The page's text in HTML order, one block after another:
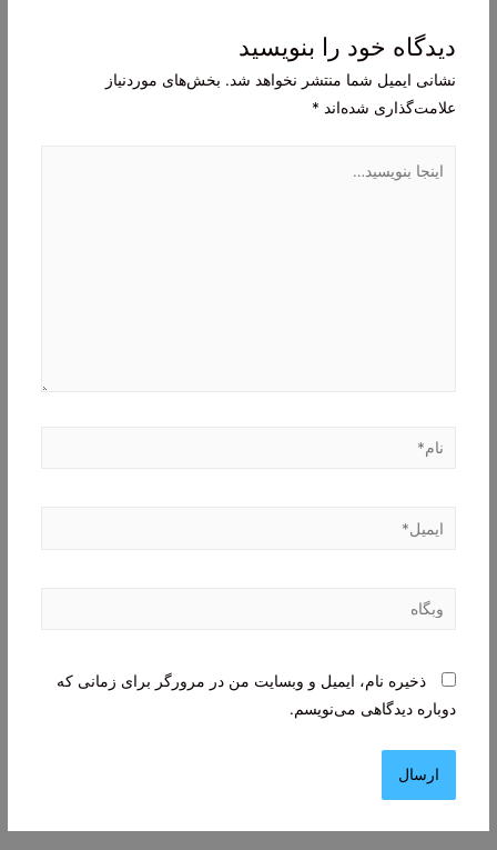
دیدگاه‌ خود را بنویسید
نشانی ایمیل شما منتشر نخواهد شد. بخش‌های موردنیاز
علامت‌گذاری شده‌اند *
بنویسید…
نام*
ایمیل*
وبگاه
ذخیره نام، ایمیل و وبسایت من در مرورگر برای زمانی که
دوباره دیدگاهی می‌نویسم.